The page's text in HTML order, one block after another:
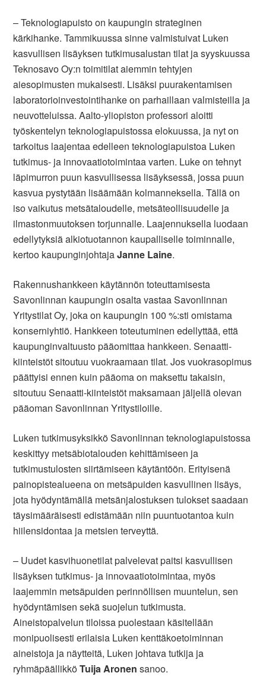
– Teknologiapuisto on kaupungin strateginen
kärkihanke. Tammikuussa sinne valmistuivat Luken
kasvullisen lisäyksen tutkimusalustan tilat ja syyskuussa
Teknosavo Oy:n toimitilat aiemmin tehtyjen
aiesopimusten mukaisesti. Lisäksi puurakentamisen
laboratorioinvestointihanke on parhaillaan valmisteilla ja
neuvotteluissa. Aalto-yliopiston professori aloitti
työskentelyn teknologiapuistossa elokuussa, ja nyt on
tarkoitus laajentaa edelleen teknologiapuistoa Luken
tutkimus- ja innovaatiotoimintaa varten. Luke on tehnyt
läpimurron puun kasvullisessa lisäyksessä, jossa puun
kasvua pystytään lisäämään kolmanneksella. Tällä on
iso vaikutus metsätaloudelle, metsäteollisuudelle ja
ilmastonmuutoksen torjunnalle. Laajennuksella luodaan
edellytyksiä alkiotuotannon kaupalliselle toiminnalle,
kertoo kaupunginjohtajaJanne Laine.
Rakennushankkeen käytännön toteuttamisesta
Savonlinnan kaupungin osalta vastaa Savonlinnan
Yritystilat Oy, joka on kaupungin 100 %:sti omistama
konserniyhtiö. Hankkeen toteutuminen edellyttää, että
kaupunginvaltuusto pääomittaa hankkeen. Senaatti-
kiinteistöt sitoutuu vuokraamaan tilat. Jos vuokrasopimus
päättyisi ennen kuin pääoma on maksettu takaisin,
sitoutuu Senaatti-kiinteistöt maksamaan jäljellä olevan
pääoman Savonlinnan Yritystiloille.
Luken tutkimusyksikkö Savonlinnan teknologiapuistossa
keskittyy metsäbiotalouden kehittämiseen ja
tutkimustulosten siirtämiseen käytäntöön. Erityisenä
painopistealueena on metsäpuiden kasvullinen lisäys,
jota hyödyntämällä metsänjalostuksen tulokset saadaan
täysimääräisesti edistämään niin puuntuotantoa kuin
hiilensidontaa ja metsien terveyttä.
– Uudet kasvihuonetilat palvelevat paitsi kasvullisen
lisäyksen tutkimus- ja innovaatiotoimintaa, myös
laajemmin metsäpuiden perinnöllisen muuntelun, sen
hyödyntämisen sekä suojelun tutkimusta.
Aineistopalvelun tiloissa puolestaan käsitellään
monipuolisesti erilaisia Luken kenttäkoetoiminnan
aineistoja ja näytteitä, Luken johtava tutkija ja
ryhmäpäällikköTuija Aronen sanoo.